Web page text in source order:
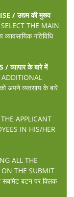
/ उद्यम की मुख्य
THE MAIN
गतिविधि
के बारे में
ADDITIONAL
अपने व्यवसाय के बारे
THE APPLICANT
IN HIS/HER
ALL THE
ON THE SUBMIT
बटन पर क्लिक